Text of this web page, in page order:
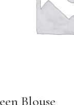
Blouse